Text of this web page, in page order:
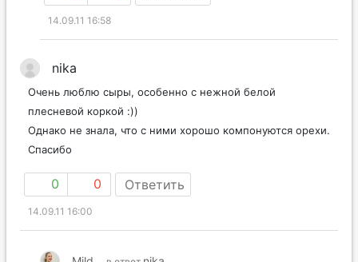
0 0 Ответить
14.09.11 16:58
Очень люблю сыры, особенно с нежной белой
плесневой коркой :))
Однако не знала, что с ними хорошо компонуются орехи.
0 0 Ответить
14.09.11 16:00